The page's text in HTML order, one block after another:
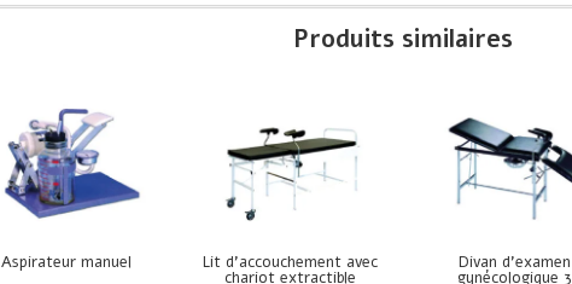
Produits similaires
Aspirateur manuel Lit d’accouchement avec
chariot extractible
Divan d’examen
gynécologique 3